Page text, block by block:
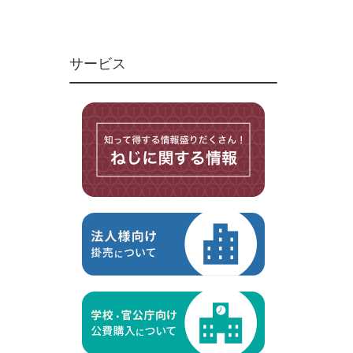
マイクロねじ
台形ねじ
その他ねじ
便利品
金具・金物
切削工具
研削研磨品
作業用品
ケミカル製品
サービス